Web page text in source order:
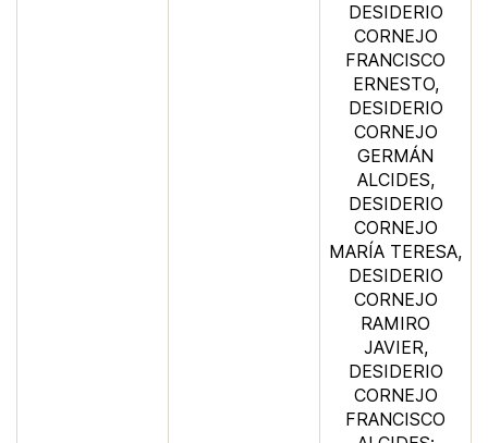
DESIDERIO
CORNEJO
FRANCISCO
ERNESTO,
DESIDERIO
CORNEJO
GERMÁN
ALCIDES,
DESIDERIO
CORNEJO
MARÍA TERESA,
DESIDERIO
CORNEJO
RAMIRO
JAVIER,
DESIDERIO
CORNEJO
FRANCISCO